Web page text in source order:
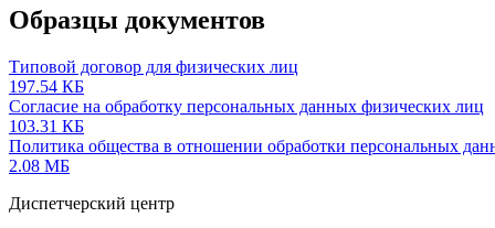
Образцы документов
Типовой договор для физических лиц
197.54 КБ
Согласие на обработку персональных данных физических лиц
103.31 КБ
Политика общества в отношении обработки персональных
2.08 МБ
Диспетчерский центр